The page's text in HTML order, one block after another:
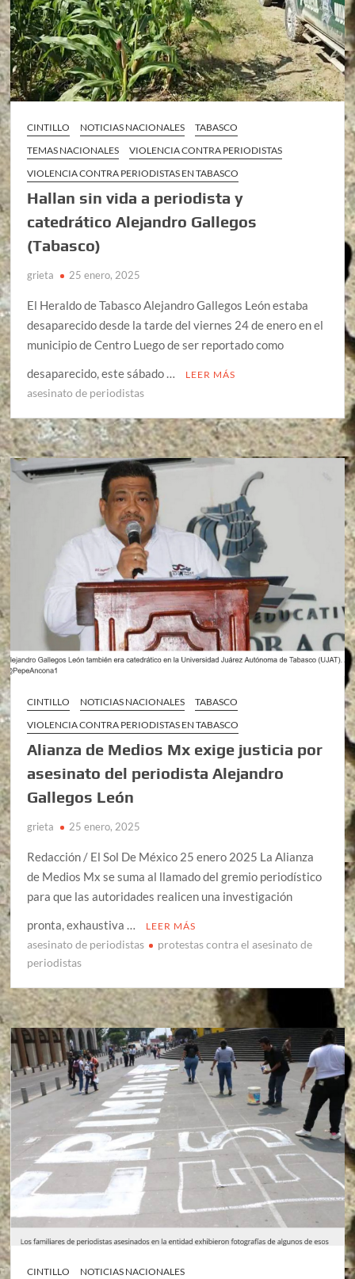
CINTILLO NOTICIAS NACIONALES
TABASCO
TEMAS NACIONALES
VIOLENCIA CONTRA PERIODISTAS
VIOLENCIA CONTRA PERIODISTAS EN TABASCO
Hallan sin vida a periodista y
catedrático Alejandro Gallegos
(Tabasco)
grieta 25 enero, 2025
El Heraldo de Tabasco Alejandro Gallegos León estaba
desaparecido desde la tarde del viernes 24 de enero en el
municipio de Centro Luego de ser reportado como
desaparecido, este sábado …
LEER MÁS
asesinato de periodistas
CINTILLO NOTICIAS NACIONALES
TABASCO
VIOLENCIA CONTRA PERIODISTAS EN TABASCO
Alianza de Medios Mx exige justicia por
asesinato del periodista Alejandro
Gallegos León
grieta 25 enero, 2025
Redacción / El Sol De México 25 enero 2025 La Alianza
de Medios Mx se suma al llamado del gremio periodístico
para que las autoridades realicen una investigación
pronta, exhaustiva …
LEER MÁS
asesinato de periodistas
protestas contra el asesinato de
periodistas
CINTILLO
NOTICIAS NACIONALES